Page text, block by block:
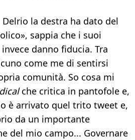
la destra ha dato del
sappia che i suoi
danno fiducia. Tra
come me di sentirsi
comunità. So cosa mi
che critica in pantofole e,
è arrivato quel trito tweet e,
da un importante
del mio campo... Governare